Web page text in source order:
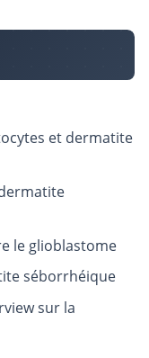
et dermatite
le glioblastome
séborrhéique
sur la